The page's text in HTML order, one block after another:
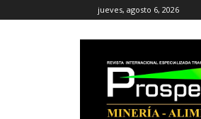
jueves, agosto 6, 2026